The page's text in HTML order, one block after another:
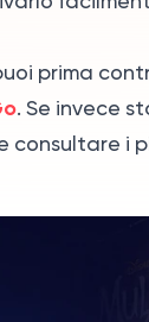
prima
. Se invece
consultare i